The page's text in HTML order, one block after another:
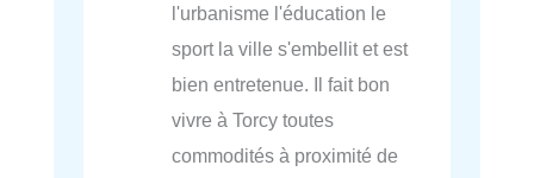
l'urbanisme l'éducation le
sport la ville s'embellit et est
bien entretenue. Il fait bon
vivre à Torcy toutes
commodités à proximité de